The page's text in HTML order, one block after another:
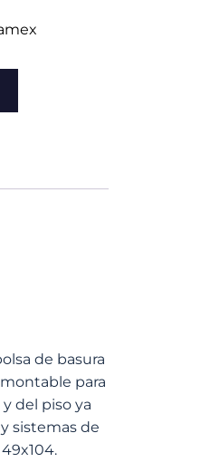
de basura
para
del piso ya
sistemas de